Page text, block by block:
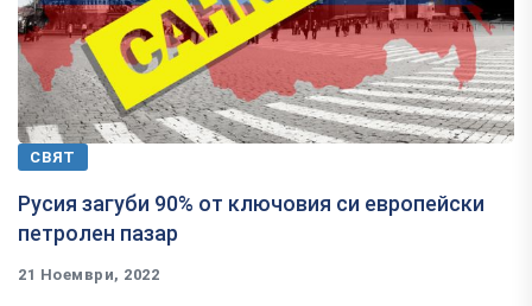
СВЯТ
Русия загуби 90% от ключовия си европейски
петролен пазар
21 Ноември, 2022